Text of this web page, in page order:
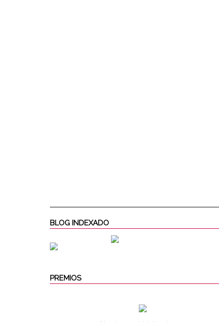
BLOG INDEXADO
PREMIOS